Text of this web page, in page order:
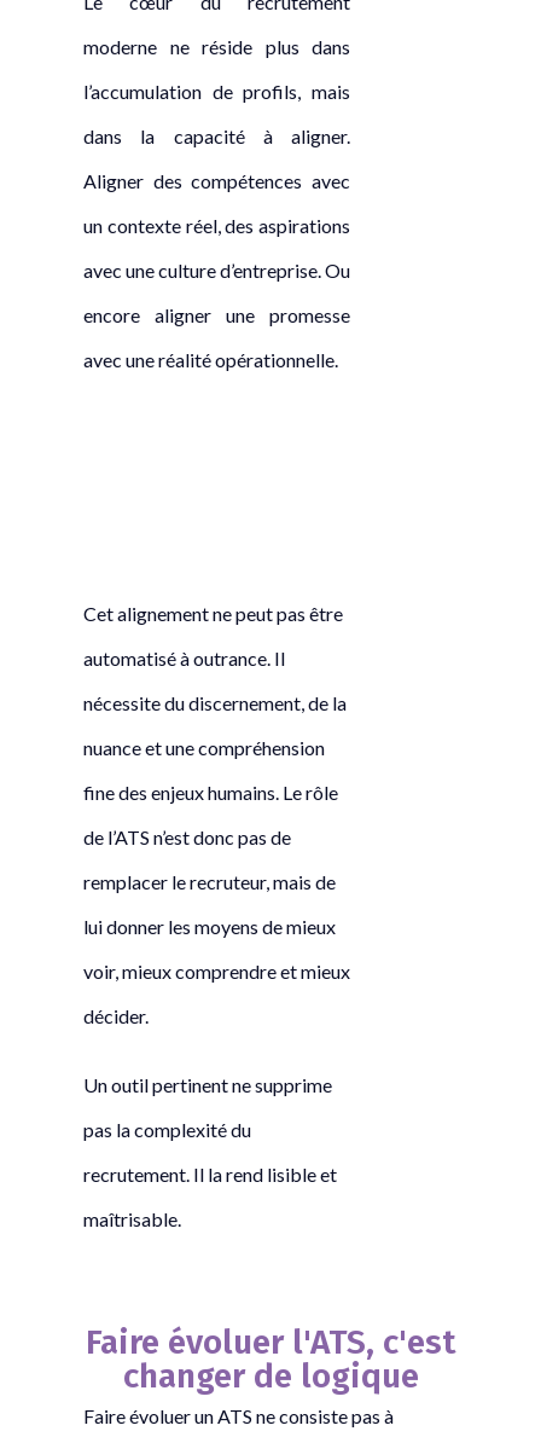
moderne ne réside plus dans
l’accumulation de profils, mais
dans la capacité à aligner.
Aligner des compétences avec
un contexte réel, des aspirations
avec une culture d’entreprise. Ou
encore aligner une promesse
avec une réalité opérationnelle.
Cet alignement ne peut pas être
automatisé à outrance. Il
nécessite du discernement, de la
nuance et une compréhension
fine des enjeux humains. Le rôle
de l’ATS n’est donc pas de
remplacer le recruteur, mais de
lui donner les moyens de mieux
voir, mieux comprendre et mieux
décider.
Un outil pertinent ne supprime
pas la complexité du
recrutement. Il la rend lisible et
maîtrisable.
Faire évoluer l'ATS, c'est
changer de logique
Faire évoluer un ATS ne consiste pas à